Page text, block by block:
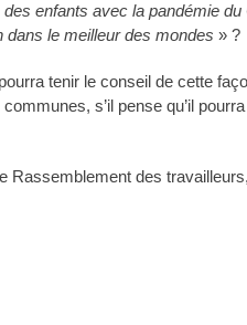
enfants avec la pandémie du
dans le meilleur des mondes » ?
tenir le conseil de cette
s’il pense qu’il
Rassemblement des